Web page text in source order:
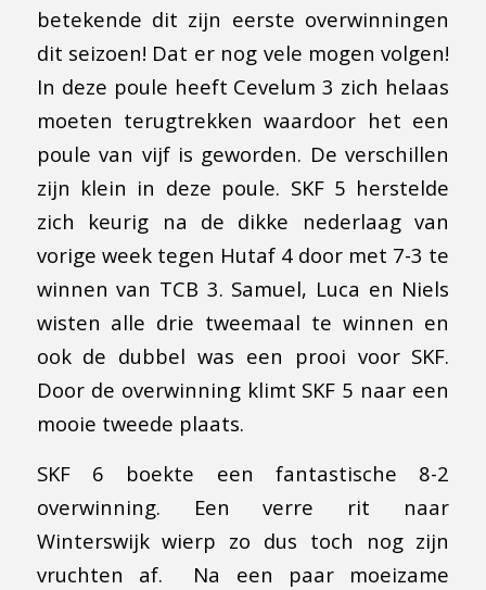
betekende dit zijn eerste overwinningen
dit seizoen! Dat er nog vele mogen volgen!
In deze poule heeft Cevelum 3 zich helaas
moeten terugtrekken waardoor het een
poule van vijf is geworden. De verschillen
zijn klein in deze poule. SKF 5 herstelde
zich keurig na de dikke nederlaag van
vorige week tegen Hutaf 4 door met 7-3 te
winnen van TCB 3. Samuel, Luca en Niels
wisten alle drie tweemaal te winnen en
ook de dubbel was een prooi voor SKF.
Door de overwinning klimt SKF 5 naar een
mooie tweede plaats.
SKF 6 boekte een fantastische 8-2
overwinning. Een verre rit naar
Winterswijk wierp zo dus toch nog zijn
vruchten af. Na een paar moeizame